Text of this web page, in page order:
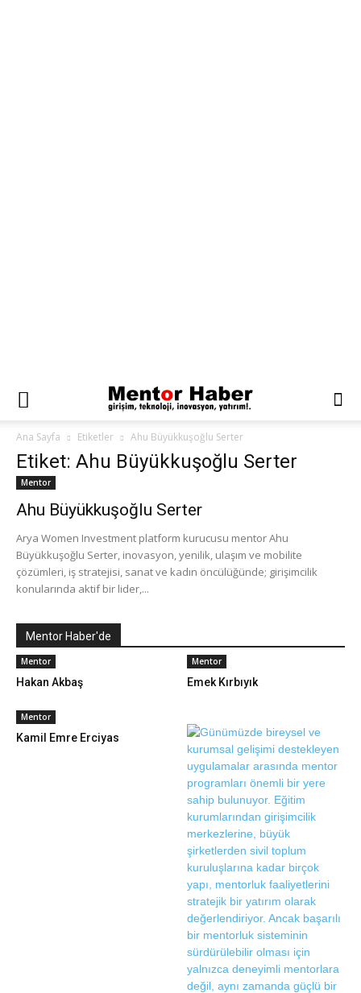
Ana Sayfa Etiketler Ahu Büyükkuşoğlu Serter
Etiket: Ahu Büyükkuşoğlu Serter
Mentor
Ahu Büyükkuşoğlu Serter
Arya Women Investment platform kurucusu mentor Ahu
Büyükkuşoğlu Serter, inovasyon, yenilik, ulaşım ve mobilite
çözümleri, iş stratejisi, sanat ve kadın öncülüğünde; girişimcilik
konularında aktif bir lider,...
Mentor Haber'de
Mentor
Hakan Akbaş
Mentor
Emek Kırbıyık
Mentor
Kamil Emre Erciyas